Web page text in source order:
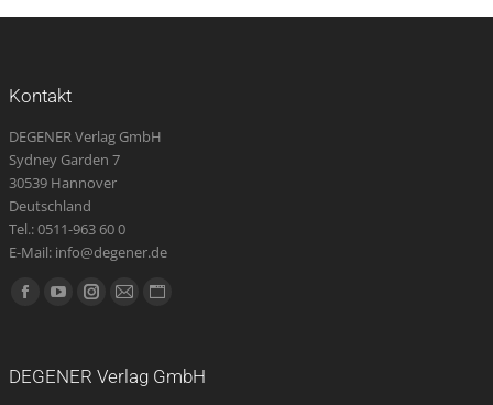
Kontakt
DEGENER Verlag GmbH
Sydney Garden 7
30539 Hannover
Deutschland
Tel.: 0511-963 60 0
E-Mail: info@degener.de
Finden Sie uns auf:
FacebookYouTubeInstagram
E-
opens
Website
DEGENER Verlag GmbH